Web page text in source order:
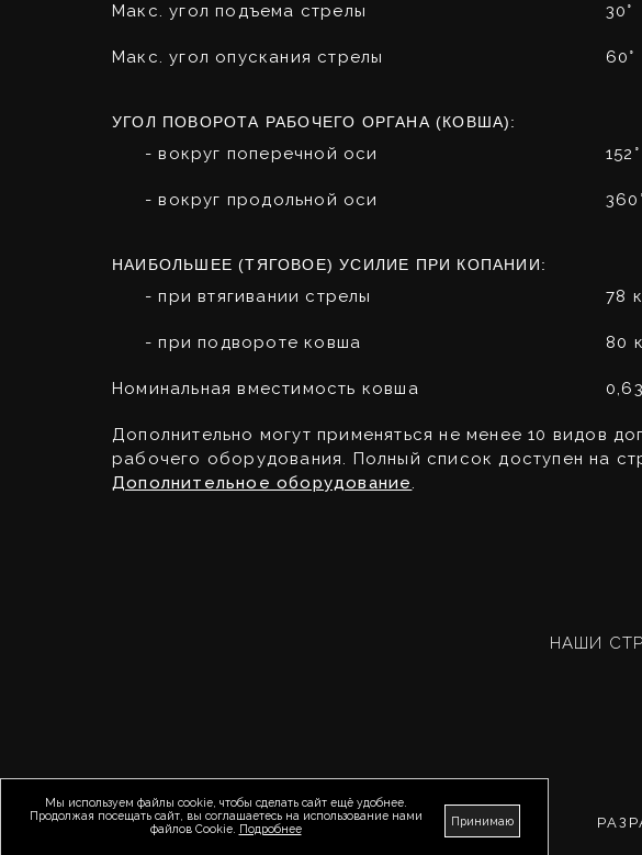
Макс. угол подъема стрелы 30°
Макс. угол опускания стрелы 60°
УГОЛ ПОВОРОТА РАБОЧЕГО ОРГАНА (КОВША):
- вокруг поперечной оси 152°
- вокруг продольной оси
НАИБОЛЬШЕЕ (ТЯГОВОЕ) УСИЛИЕ ПРИ КОПАНИИ:
- при втягивании стрелы 78
- при подвороте ковша 80
Номинальная вместимость ковша
Дополнительно могут применяться не менее 10 видов
рабочего оборудования. Полный список доступен на
Дополнительное оборудование.
НАШИ
Мы используем файлы cookie, чтобы сделать сайт ещё удобнее.
Продолжая посещать сайт, вы соглашаетесь на использование нами
файлов Cookie. Подробнее
Принимаю